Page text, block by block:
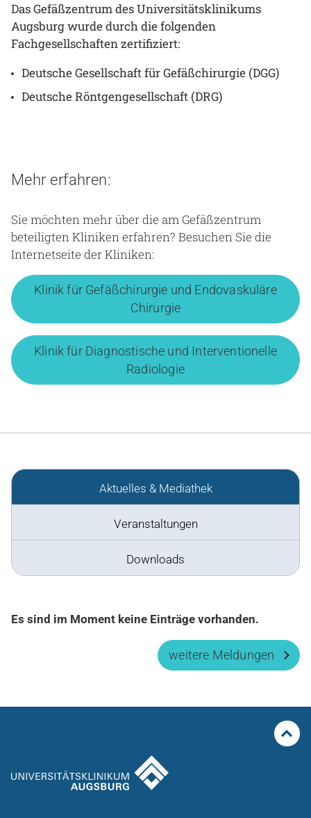
Das Gefäßzentrum des Universitätsklinikums
Augsburg wurde durch die folgenden
Fachgesellschaften zertifiziert:
Deutsche Gesellschaft für Gefäßchirurgie (DGG)
Deutsche Röntgengesellschaft (DRG)
Mehr erfahren:
Sie möchten mehr über die am Gefäßzentrum
beteiligten Kliniken erfahren? Besuchen Sie die
Internetseite der Kliniken:
Klinik für Gefäßchirurgie und Endovaskuläre
Chirurgie
Klinik für Diagnostische und Interventionelle
Radiologie
Aktuelles & Mediathek
Veranstaltungen
Downloads
Es sind im Moment keine Einträge vorhanden.
weitere Meldungen